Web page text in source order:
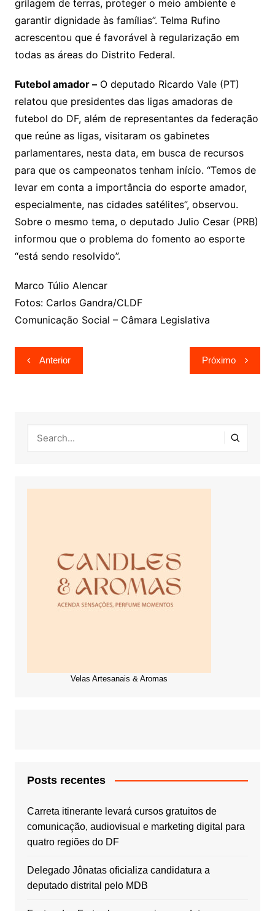
grilagem de terras, proteger o meio ambiente e
garantir dignidade às famílias”. Telma Rufino
acrescentou que é favorável à regularização em
todas as áreas do Distrito Federal.
Futebol amador –O deputado Ricardo Vale (PT)
relatou que presidentes das ligas amadoras de
futebol do DF, além de representantes da federação
que reúne as ligas, visitaram os gabinetes
parlamentares, nesta data, em busca de recursos
para que os campeonatos tenham início. “Temos de
levar em conta a importância do esporte amador,
especialmente, nas cidades satélites”, observou.
Sobre o mesmo tema, o deputado Julio Cesar (PRB)
informou que o problema do fomento ao esporte
“está sendo resolvido”.
Marco Túlio Alencar
Fotos: Carlos Gandra/CLDF
Comunicação Social – Câmara Legislativa
Navegação
de
Anterior Próximo
Velas Artesanais & Aromas
Posts recentes
Carreta itinerante levará cursos gratuitos de
comunicação, audiovisual e marketing digital para
quatro regiões do DF
Delegado Jônatas oficializa candidatura a
deputado distrital pelo MDB